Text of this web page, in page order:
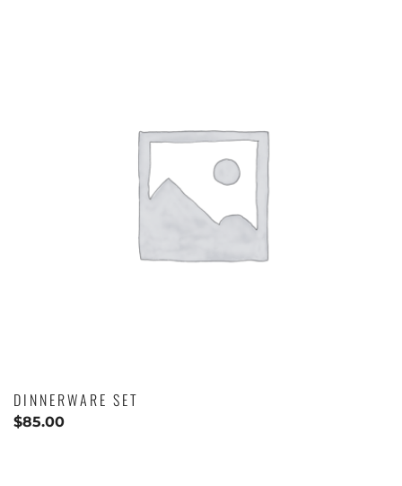
DINNERWARE SET
$85.00